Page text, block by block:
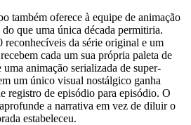
também oferece à equipe de animação
que uma única década permitiria.
da série original e um
cada um sua própria paleta de
animação serializada de super-
um único visual nostálgico ganha
registro de episódio para episódio. O
a narrativa em vez de diluir o
estabeleceu.